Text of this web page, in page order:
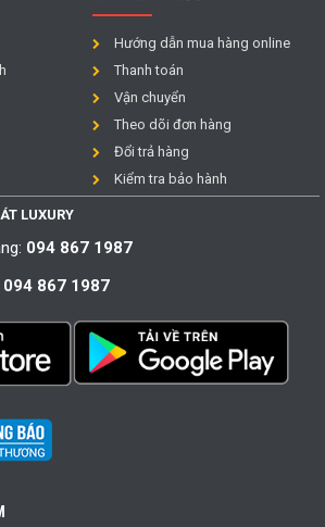
Hướng dẫn mua hàng online
Thanh toán
Vận chuyển
Theo dõi đơn hàng
Đổi trả hàng
Kiểm tra bảo hành
LUXURY
094 867 1987
094 867 1987